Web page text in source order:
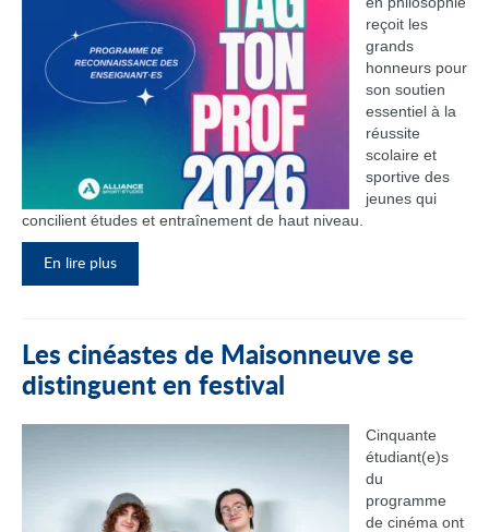
reçoit les
grands
honneurs pour
son soutien
essentiel à la
réussite
scolaire et
sportive des
jeunes qui
concilient études et entraînement de haut niveau.
En lire plus
Les cinéastes de Maisonneuve se
distinguent en festival
Cinquante
étudiant(e)s
du
programme
de cinéma ont